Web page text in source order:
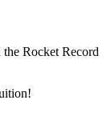
Rocket Record